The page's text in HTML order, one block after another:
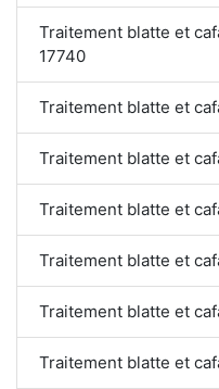
Traitement blatte et
17740
Traitement blatte et
Traitement blatte et
Traitement blatte et
Traitement blatte et
Traitement blatte et
Traitement blatte et